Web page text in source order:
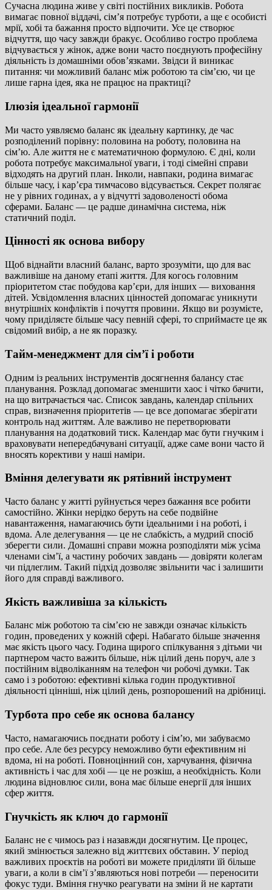
Сучасна людина живе у світі постійних викликів. Робота
вимагає повної віддачі, сім’я потребує турботи, а ще є особисті
мрії, хобі та бажання просто відпочити. Усе це створює
відчуття, що часу завжди бракує. Особливо гостро проблема
відчувається у жінок, адже вони часто поєднують професійну
діяльність із домашніми обов’язками. Звідси й виникає
питання: чи можливий баланс між роботою та сім’єю, чи це
лише гарна ідея, яка не працює на практиці?
Ілюзія ідеальної гармонії
Ми часто уявляємо баланс як ідеальну картинку, де час
розподілений порівну: половина на роботу, половина на
сім’ю. Але життя не є математичною формулою. Є дні, коли
робота потребує максимальної уваги, і тоді сімейні справи
відходять на другий план. Інколи, навпаки, родина вимагає
більше часу, і кар’єра тимчасово відсувається. Секрет полягає
не у рівних годинах, а у відчутті задоволеності обома
сферами. Баланс — це радше динамічна система, ніж
статичний поділ.
Цінності як основа вибору
Щоб віднайти власний баланс, варто зрозуміти, що для вас
важливіше на даному етапі життя. Для когось головним
пріоритетом стає побудова кар’єри, для інших — виховання
дітей. Усвідомлення власних цінностей допомагає уникнути
внутрішніх конфліктів і почуття провини. Якщо ви розумієте,
чому приділяєте більше часу певній сфері, то сприймаєте це як
свідомий вибір, а не як поразку.
Тайм-менеджмент для сім’ї і роботи
Одним із реальних інструментів досягнення балансу стає
планування. Розклад допомагає зменшити хаос і чітко бачити,
на що витрачається час. Список завдань, календар спільних
справ, визначення пріоритетів — це все допомагає зберігати
контроль над життям. Але важливо не перетворювати
планування на додатковий тиск. Календар має бути гнучким і
враховувати непередбачувані ситуації, адже саме вони часто й
вносять корективи у наші наміри.
Вміння делегувати як рятівний інструмент
Часто баланс у житті руйнується через бажання все робити
самостійно. Жінки нерідко беруть на себе подвійне
навантаження, намагаючись бути ідеальними і на роботі, і
вдома. Але делегування — це не слабкість, а мудрий спосіб
зберегти сили. Домашні справи можна розподіляти між усіма
членами сім’ї, а частину робочих завдань — довіряти колегам
чи підлеглим. Такий підхід дозволяє звільнити час і залишити
його для справді важливого.
Якість важливіша за кількість
Баланс між роботою та сім’єю не завжди означає кількість
годин, проведених у кожній сфері. Набагато більше значення
має якість цього часу. Година щирого спілкування з дітьми чи
партнером часто важить більше, ніж цілий день поруч, але з
постійним відволіканням на телефон чи робочі думки. Так
само і з роботою: ефективні кілька годин продуктивної
діяльності цінніші, ніж цілий день, розпорошений на дрібниці.
Турбота про себе як основа балансу
Часто, намагаючись поєднати роботу і сім’ю, ми забуваємо
про себе. Але без ресурсу неможливо бути ефективним ні
вдома, ні на роботі. Повноцінний сон, харчування, фізична
активність і час для хобі — це не розкіш, а необхідність. Коли
людина відновлює сили, вона має більше енергії для інших
сфер життя.
Гнучкість як ключ до гармонії
Баланс не є чимось раз і назавжди досягнутим. Це процес,
який змінюється залежно від життєвих обставин. У період
важливих проєктів на роботі ви можете приділяти їй більше
уваги, а коли в сім’ї з’являються нові потреби — переносити
фокус туди. Вміння гнучко реагувати на зміни й не картати